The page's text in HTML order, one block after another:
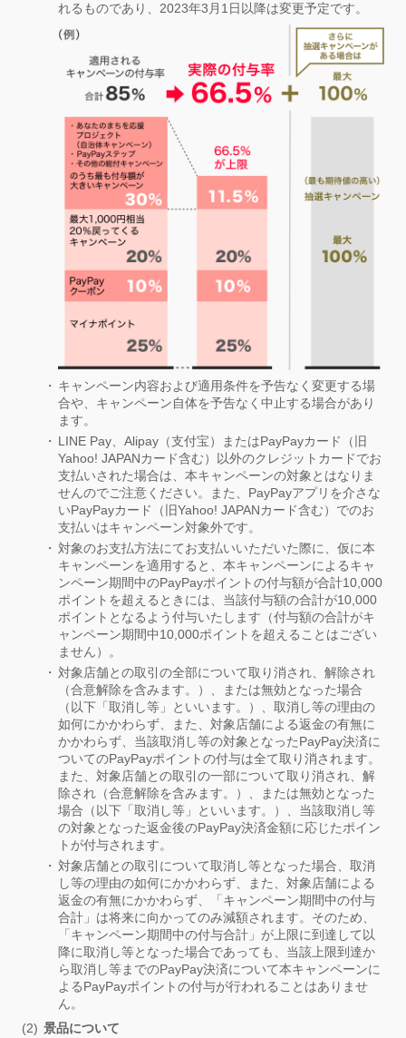
れるものであり、2023年3月1日以降は変更予定です。
キャンペーン内容および適用条件を予告なく変更する場
合や、キャンペーン自体を予告なく中止する場合があり
ます。
LINE Pay、Alipay（支付宝）またはPayPayカード（旧
Yahoo! JAPANカード含む）以外のクレジットカードでお
支払いされた場合は、本キャンペーンの対象とはなりま
せんのでご注意ください。また、PayPayアプリを介さな
いPayPayカード（旧Yahoo! JAPANカード含む）でのお
支払いはキャンペーン対象外です。
対象のお支払方法にてお支払いいただいた際に、仮に本
キャンペーンを適用すると、本キャンペーンによるキャ
ンペーン期間中のPayPayポイントの付与額が合計10,000
ポイントを超えるときには、当該付与額の合計が10,000
ポイントとなるよう付与いたします（付与額の合計がキ
ャンペーン期間中10,000ポイントを超えることはござい
ません）。
対象店舗との取引の全部について取り消され、解除され
（合意解除を含みます。）、または無効となった場合
（以下「取消し等」といいます。）、取消し等の理由の
如何にかかわらず、また、対象店舗による返金の有無に
かかわらず、当該取消し等の対象となったPayPay決済に
ついてのPayPayポイントの付与は全て取り消されます。
また、対象店舗との取引の一部について取り消され、解
除され（合意解除を含みます。）、または無効となった
場合（以下「取消し等」といいます。）、当該取消し等
の対象となった返金後のPayPay決済金額に応じたポイン
トが付与されます。
対象店舗との取引について取消し等となった場合、取消
し等の理由の如何にかかわらず、また、対象店舗による
返金の有無にかかわらず、「キャンペーン期間中の付与
合計」は将来に向かってのみ減額されます。そのため、
「キャンペーン期間中の付与合計」が上限に到達して以
降に取消し等となった場合であっても、当該上限到達か
ら取消し等までのPayPay決済について本キャンペーンに
よるPayPayポイントの付与が行われることはありませ
ん。
景品について